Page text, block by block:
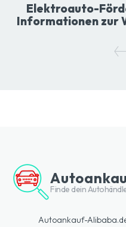
Elektroauto-
Informationen zur
Finde dein
Autoankauf-